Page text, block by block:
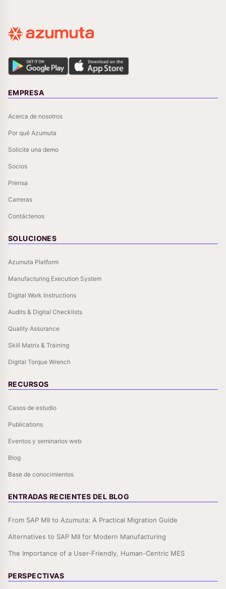
EMPRESA
Acerca de nosotros
Por qué Azumuta
Solicite una demo
Socios
Prensa
Carreras
Contáctenos
SOLUCIONES
Azumuta Platform
Manufacturing Execution System
Digital Work Instructions
Audits & Digital Checklists
Quality Assurance
Skill Matrix & Training
Digital Torque Wrench
RECURSOS
Casos de estudio
Publications
Eventos y seminarios web
Blog
Base de conocimientos
ENTRADAS RECIENTES DEL BLOG
From SAP MII to Azumuta: A Practical Migration Guide
Alternatives to SAP MII for Modern Manufacturing
The Importance of a User-Friendly, Human-Centric MES
PERSPECTIVAS